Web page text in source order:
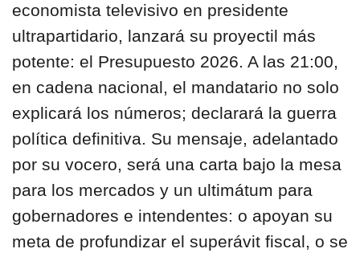
economista televisivo en presidente
ultrapartidario, lanzará su proyectil más
potente: el Presupuesto 2026. A las 21:00,
en cadena nacional, el mandatario no solo
explicará los números; declarará la guerra
política definitiva. Su mensaje, adelantado
por su vocero, será una carta bajo la mesa
para los mercados y un ultimátum para
gobernadores e intendentes: o apoyan su
meta de profundizar el superávit fiscal, o se